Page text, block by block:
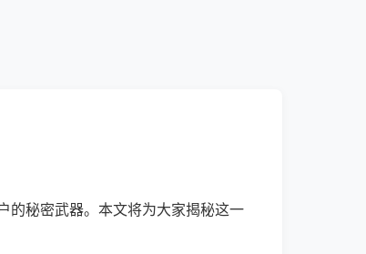
的秘密武器。本文将为大家揭秘这一